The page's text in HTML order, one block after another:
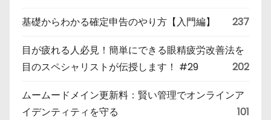
基礎からわかる確定申告のやり方【入門編】 237
目が疲れる人必見！簡単にできる眼精疲労改善法を
目のスペシャリストが伝授します！ #29
202
ムームードメイン更新料：賢い管理でオンラインア
イデンティティを守る
101